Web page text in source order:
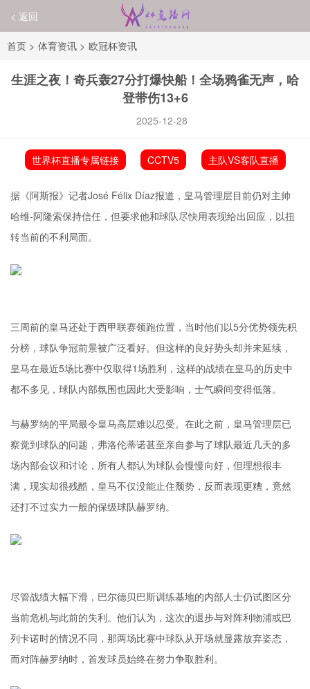
< 返回
首页 > 体育资讯 > 欧冠杯资讯
生涯之夜！奇兵轰27分打爆快船！全场鸦雀无声，哈
登带伤13+6
2025-12-28
世界杯直播专属链接 CCTV5 主队VS客队直播
据《阿斯报》记者José Félix Díaz报道，皇马管理层目前仍对主帅
哈维-阿隆索保持信任，但要求他和球队尽快用表现给出回应，以扭
转当前的不利局面。
三周前的皇马还处于西甲联赛领跑位置，当时他们以5分优势领先积
分榜，球队争冠前景被广泛看好。但这样的良好势头却并未延续，
皇马在最近5场比赛中仅取得1场胜利，这样的战绩在皇马的历史中
都不多见，球队内部氛围也因此大受影响，士气瞬间变得低落。
与赫罗纳的平局最令皇马高层难以忍受。在此之前，皇马管理层已
察觉到球队的问题，弗洛伦蒂诺甚至亲自参与了球队最近几天的多
场内部会议和讨论，所有人都认为球队会慢慢向好，但理想很丰
满，现实却很残酷，皇马不仅没能止住颓势，反而表现更糟，竟然
还打不过实力一般的保级球队赫罗纳。
尽管战绩大幅下滑，巴尔德贝巴斯训练基地的内部人士仍试图区分
当前危机与此前的失利。他们认为，这次的退步与对阵利物浦或巴
列卡诺时的情况不同，那两场比赛中球队从开场就显露放弃姿态，
而对阵赫罗纳时，首发球员始终在努力争取胜利。